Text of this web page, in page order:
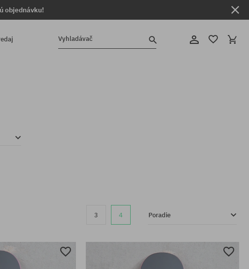
objednávku!
Vyhladávač
3 4 Poradie